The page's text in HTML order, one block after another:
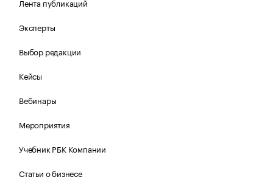
Лента публикаций
Эксперты
Выбор редакции
Кейсы
Вебинары
Мероприятия
Учебник РБК Компании
Статьи о бизнесе